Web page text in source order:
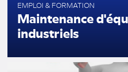
EMPLOI & FORMATION
Maintenance
industriels